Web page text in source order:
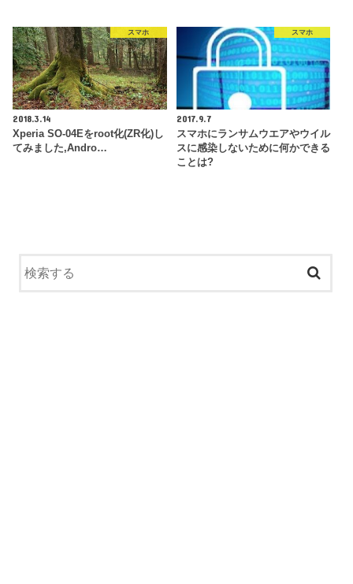
スマホ
2018.3.14
Xperia SO-04Eをroot化(ZR化)し
てみました,Andro…
スマホ
2017.9.7
スマホにランサムウエアやウイル
スに感染しないために何かできる
ことは?